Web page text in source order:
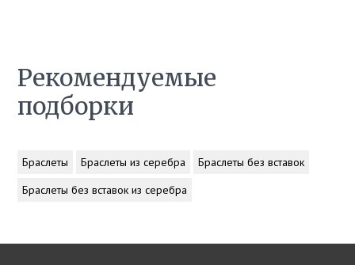
Рекомендуемые
подборки
Браслеты Браслеты из серебра
Браслеты без вставок
Браслеты без вставок из серебра